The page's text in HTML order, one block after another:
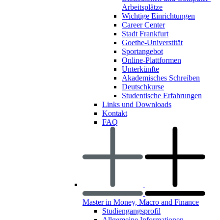
Arbeitsplätze
Wichtige Einrichtungen
Career Center
Stadt Frankfurt
Goethe-Universtität
Sportangebot
Online-Plattformen
Unterkünfte
Akademisches Schreiben
Deutschkurse
Studentische Erfahrungen
Links und Downloads
Kontakt
FAQ
Master in Money, Macro and Finance
Studiengangsprofil